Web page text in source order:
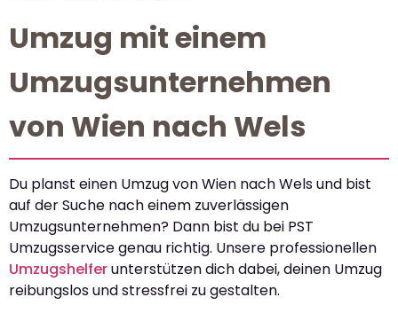
Umzug mit einem
Umzugsunternehmen
von Wien nach Wels
Du planst einen Umzug von Wien nach Wels und bist
auf der Suche nach einem zuverlässigen
Umzugsunternehmen? Dann bist du bei PST
Umzugsservice genau richtig. Unsere professionellen
Umzugshelferunterstützen dich dabei, deinen Umzug
reibungslos und stressfrei zu gestalten.